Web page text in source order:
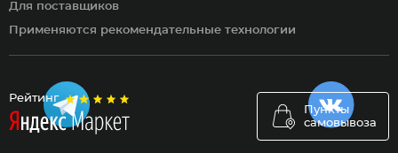
Рейтинг
Пункты
самовывоза
Для поставщиков
Применяются рекомендательные технологии